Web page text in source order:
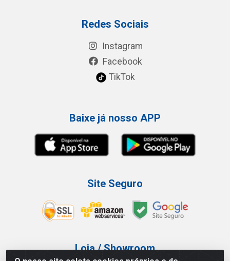
Redes Sociais
Instagram
Facebook
TikTok
Baixe já nosso APP
Site Seguro
Loja / Showroom